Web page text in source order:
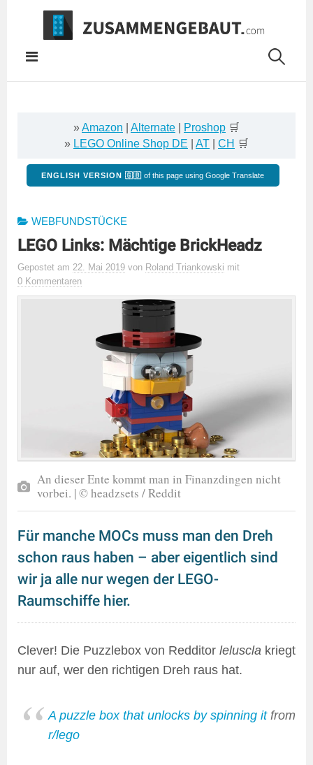
Springe
Inhalt
»Amazon Alternate Proshop 🛒
» LEGO Online Shop DE AT CH 🛒
ENGLISH VERSION 🇬🇧 of this page using Google Translate
WEBFUNDSTÜCKE
LEGO Links: Mächtige BrickHeadz
Gepostet am 22. Mai 2019 von Roland Triankowski mit
0 Kommentaren
An dieser Ente kommt man in Finanzdingen nicht
vorbei. | © headzsets / Reddit
Für manche MOCs muss man den Dreh
schon raus haben – aber eigentlich sind
wir ja alle nur wegen der LEGO-
Raumschiffe hier.
Clever! Die Puzzlebox von Redditor leluscla kriegt
nur auf, wer den richtigen Dreh raus hat.
A puzzle box that unlocks by spinning itfrom
r/lego